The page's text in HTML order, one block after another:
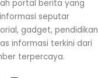
portal berita yang
seputar
gadget, pendidikan
informasi terkini dari
terpercaya.